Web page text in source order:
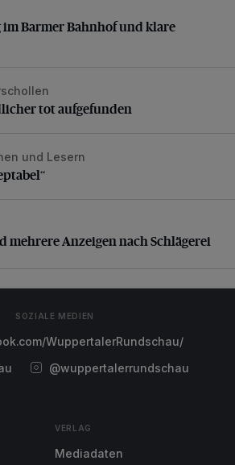
Barmer Bahnhof und klare Ansage
im Barmer Bahnhof und klare
tot aufgefunden
tot aufgefunden
und Lesern
mehrere Anzeigen nach Schlägerei
mehrere Anzeigen nach Schlägerei
SOZIALE MEDIEN
WuppertalerRundschau/
@wuppertalerrundschau
VERLAG
Mediadaten